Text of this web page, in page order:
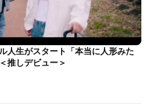
人生がスタート「本当に人形みた
推しデビュー＞